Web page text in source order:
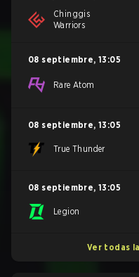
Chinggis
Warriors
08 septiembre, 13:05
Rare Atom
08 septiembre, 13:05
True Thunder
08 septiembre, 13:05
Legion
Ver todas